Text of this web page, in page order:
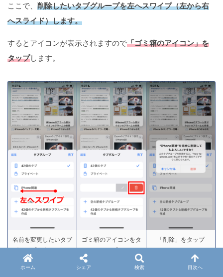
ここで、 削除したいタブグループを左へスワイプ（左から右
へスライド）します。
するとアイコンが表示されますので「ゴミ箱のアイコン」を
タップします。
名前を変更したいタブ
グループを左へスワイ
ゴミ箱のアイコンをタ
ップ
「削除」をタップ
ホーム シェア 検索 目次へ